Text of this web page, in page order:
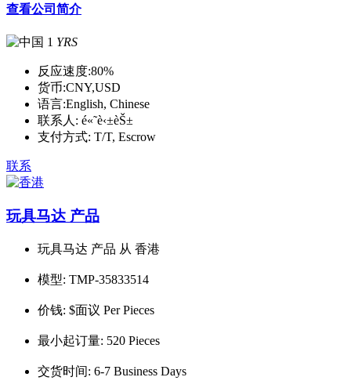
查看公司简介
1 YRS
反应速度:80%
货币:CNY,USD
语言:English, Chinese
联系人: é«˜è‹±èŠ±
支付方式: T/T, Escrow
联系
玩具马达 产品
玩具马达 产品 从 香港
模型: TMP-35833514
价钱: $面议 Per Pieces
最小起订量: 520 Pieces
交货时间: 6-7 Business Days